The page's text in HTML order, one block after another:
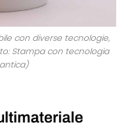
con diverse tecnologie,
Stampa con tecnologia